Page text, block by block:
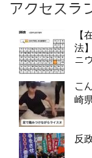
アクセス
【
法
ニ
こ
崎
反